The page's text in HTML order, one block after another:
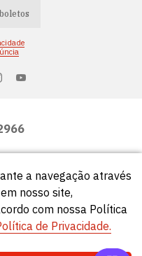
reservados.
a navegação através
nosso site,
com nossa Política
de Privacidade.